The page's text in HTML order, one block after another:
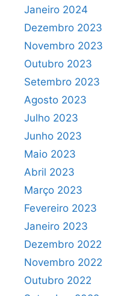
Janeiro 2024
Dezembro 2023
Novembro 2023
Outubro 2023
Setembro 2023
Agosto 2023
Julho 2023
Junho 2023
Maio 2023
Abril 2023
Março 2023
Fevereiro 2023
Janeiro 2023
Dezembro 2022
Novembro 2022
Outubro 2022